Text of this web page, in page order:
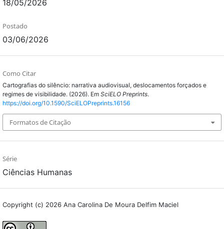
18/05/2026
Postado
03/06/2026
Como Citar
Cartografias do silêncio: narrativa audiovisual, deslocamentos forçados e
regimes de visibilidade. (2026). Em SciELO Preprints.
https://doi.org/10.1590/SciELOPreprints.16156
Formatos de Citação
Série
Ciências Humanas
Copyright (c) 2026 Ana Carolina De Moura Delfim Maciel